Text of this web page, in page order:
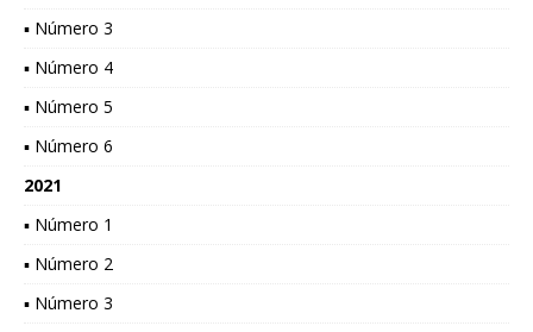
▪ Número 3
▪ Número 4
▪ Número 5
▪ Número 6
2021
▪ Número 1
▪ Número 2
▪ Número 3